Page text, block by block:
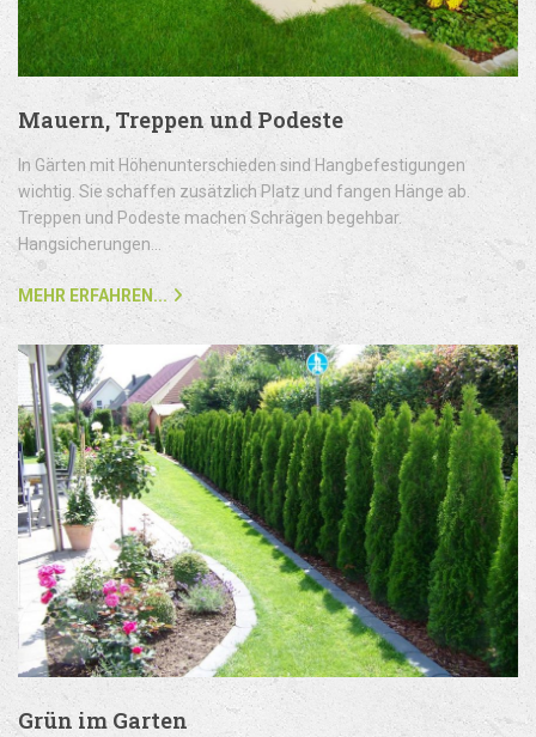
Mauern, Treppen und Podeste
In Gärten mit Höhenunterschieden sind Hangbefestigungen
wichtig. Sie schaffen zusätzlich Platz und fangen Hänge ab.
Treppen und Podeste machen Schrägen begehbar.
Hangsicherungen...
MEHR ERFAHREN...
Grün im Garten